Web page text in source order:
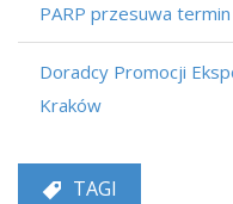
PARP przesuwa
Doradcy Promocji
Kraków
TAGI